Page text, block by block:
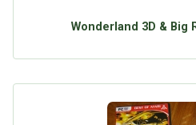
Wonderland 3D & Big